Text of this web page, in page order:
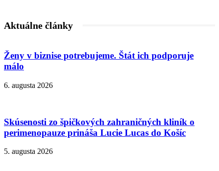
Aktuálne články
Ženy v biznise potrebujeme. Štát ich podporuje
málo
6. augusta 2026
Skúsenosti zo špičkových zahraničných kliník o
perimenopauze prináša Lucie Lucas do Košíc
5. augusta 2026